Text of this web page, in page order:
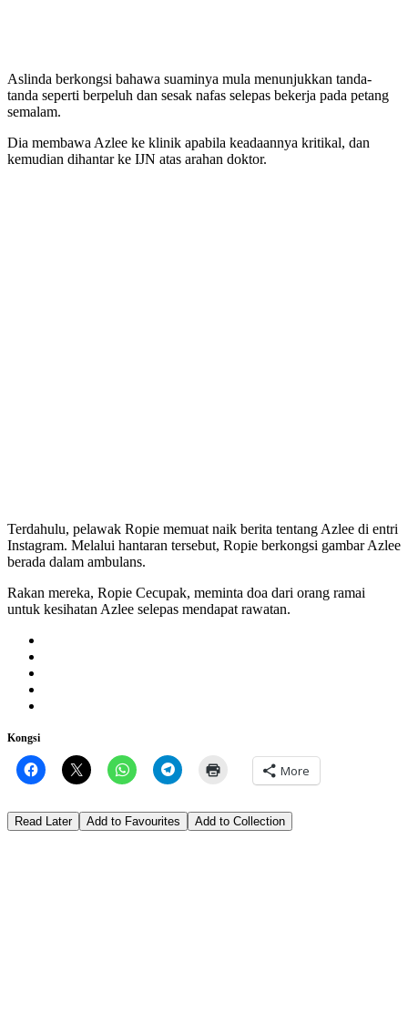
Aslinda berkongsi bahawa suaminya mula menunjukkan tanda-
tanda seperti berpeluh dan sesak nafas selepas bekerja pada petang
semalam.
Dia membawa Azlee ke klinik apabila keadaannya kritikal, dan
kemudian dihantar ke IJN atas arahan doktor.
Terdahulu, pelawak Ropie memuat naik berita tentang Azlee di entri
Instagram. Melalui hantaran tersebut, Ropie berkongsi gambar Azlee
berada dalam ambulans.
Rakan mereka, Ropie Cecupak, meminta doa dari orang ramai
untuk kesihatan Azlee selepas mendapat rawatan.
Kongsi
More
Read Later Add to Favourites Add to Collection